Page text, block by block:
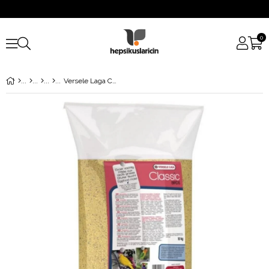
0
Versele Laga Classic Klasik Nemli Ballı Yumurta Maması 1 Kg.